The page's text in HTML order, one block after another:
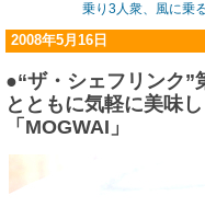
乗り3人衆、風に乗
2008年5月16日
●“ザ・シェフリンク”
とともに気軽に美味
「MOGWAI」